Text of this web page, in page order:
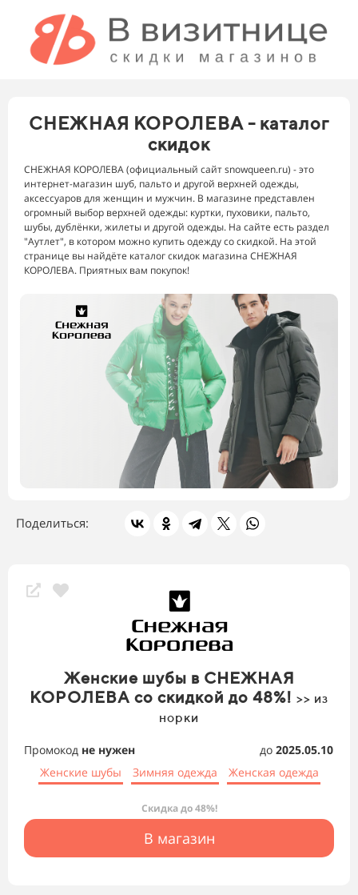
СНЕЖНАЯ КОРОЛЕВА - каталог
скидок
СНЕЖНАЯ КОРОЛЕВА (официальный сайт snowqueen.ru) - это
интернет-магазин шуб, пальто и другой верхней одежды,
аксессуаров для женщин и мужчин. В магазине представлен
огромный выбор верхней одежды: куртки, пуховики, пальто,
шубы, дублёнки, жилеты и другой одежды. На сайте есть раздел
"Аутлет", в котором можно купить одежду со скидкой. На этой
странице вы найдёте каталог скидок магазина СНЕЖНАЯ
КОРОЛЕВА. Приятных вам покупок!
Скидки магазина
Поделиться:
Женские шубы в СНЕЖНАЯ
КОРОЛЕВА со скидкой до 48%! >> из
норки
Промокод не нужен до 2025.05.10
Женские шубы
Зимняя одежда Женская одежда
Скидка до 48%!
В магазин